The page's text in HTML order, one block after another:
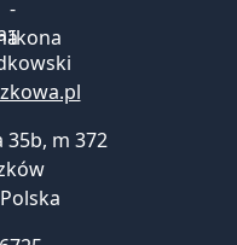
35b, m 372
Polska